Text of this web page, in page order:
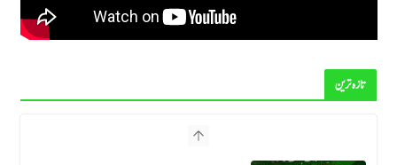
تازہ ترین
المظفر’’ منانے کا اعلان